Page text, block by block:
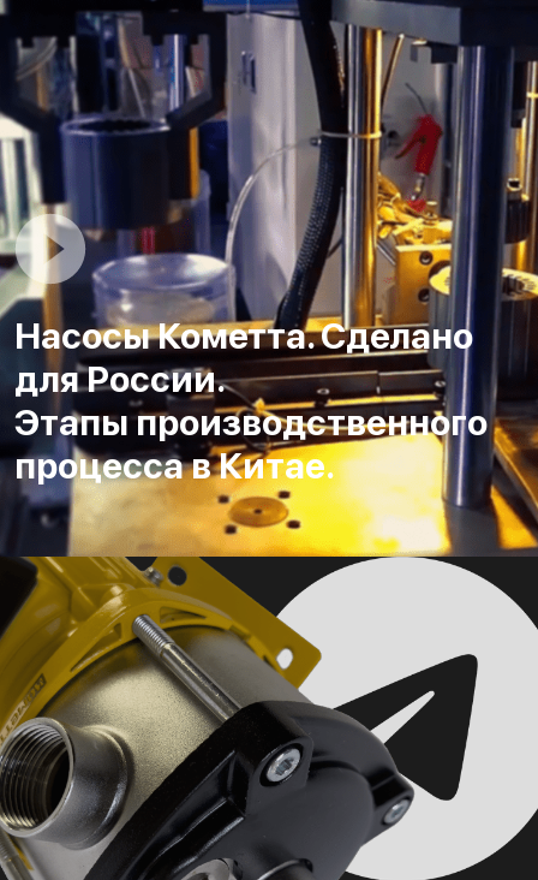
Насосы Кометта. Сделано
для России.
Этапы производственного
процесса в Китае.